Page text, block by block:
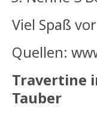
Viel Spaß
Quellen:
Travertine
Tauber